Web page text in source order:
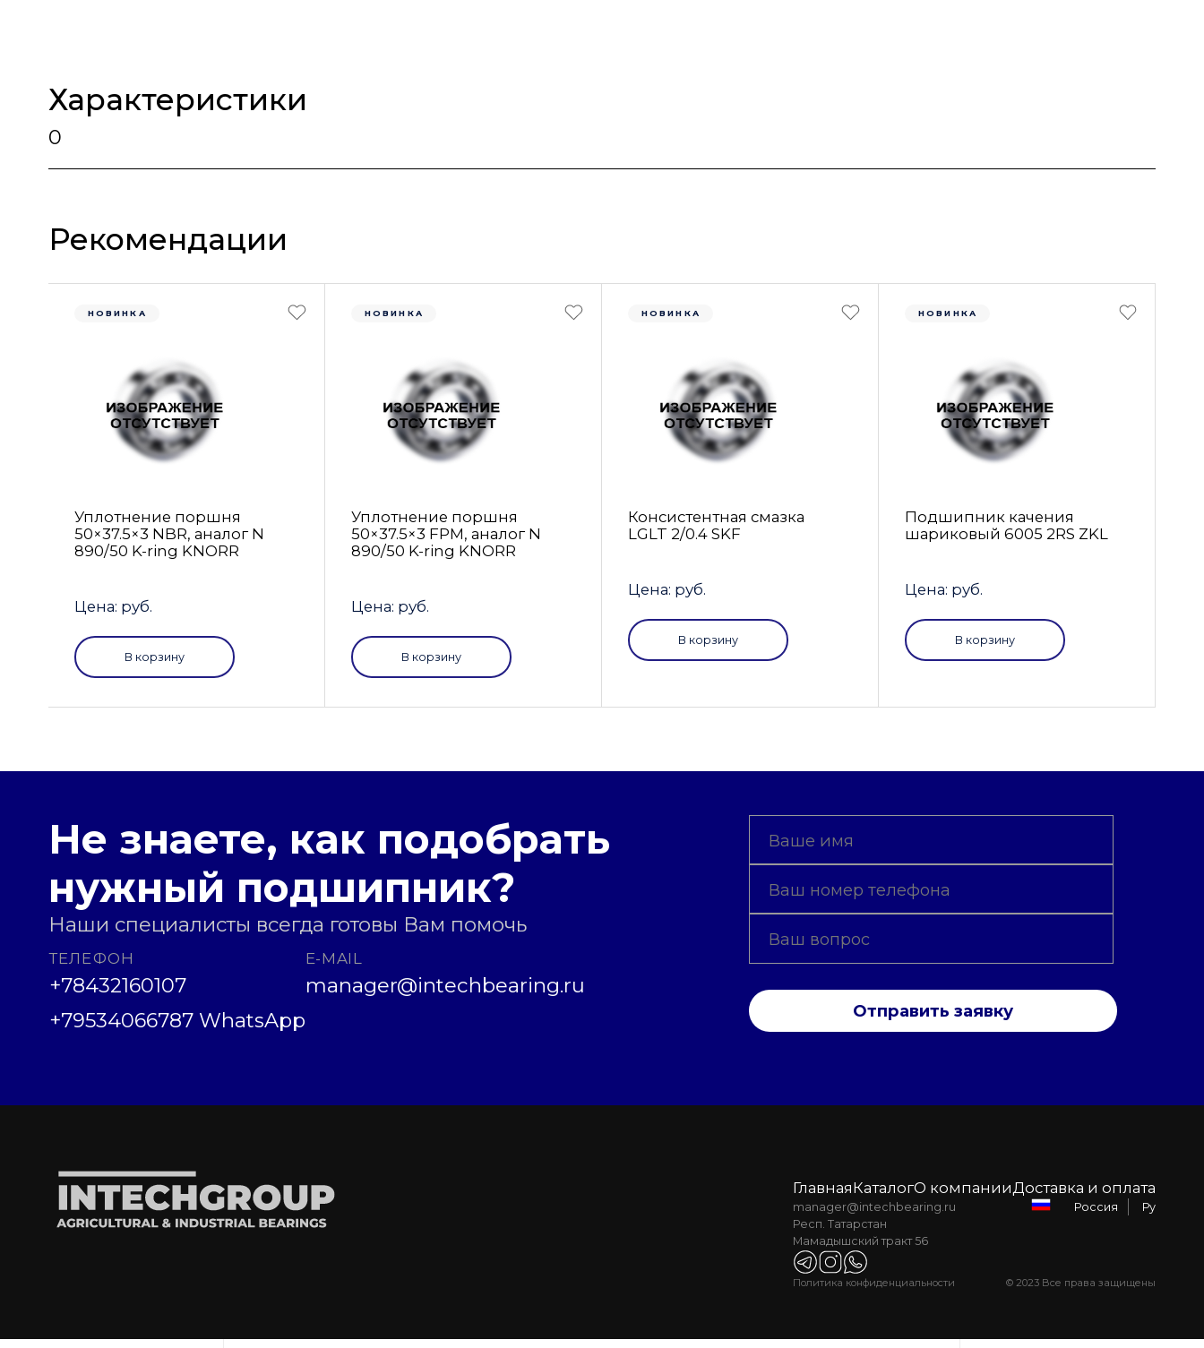
Характеристики
0
Рекомендации
НОВИНКА
Уплотнение поршня
50×37.5×3 NBR, аналог N
890/50 K-ring KNORR
Цена: руб.
В корзину
НОВИНКА
Уплотнение поршня
50×37.5×3 FРM, аналог N
890/50 K-ring KNORR
Цена: руб.
В корзину
НОВИНКА
Консистентная смазка
LGLT 2/0.4 SKF
Цена: руб.
В корзину
НОВИНКА
Подшипник качения
шариковый 6005 2RS ZKL
Цена: руб.
В корзину
Не знаете, как подобрать
нужный подшипник?
Наши специалисты всегда готовы Вам помочь
ТЕЛЕФОН
+78432160107
+79534066787 WhatsApp
E-MAIL
manager@intechbearing.ru
Отправить заявку
ГлавнаяКаталогО компанииДоставка и оплата
manager@intechbearing.ru
Респ. Татарстан
Мамадышский тракт 56
Россия Ру
Политика конфиденциальности © 2023 Все права защищены